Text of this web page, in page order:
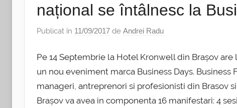
național se întâlnesc la
Publicat în 11/09/2017 de Andrei Radu
Pe 14 Septembrie la Hotel Kronwell din Brașov
un nou eveniment marca Business Days. Business
manageri, antreprenori si profesionisti din Brasov
Brașov va avea in componenta 16 manifestari: 4